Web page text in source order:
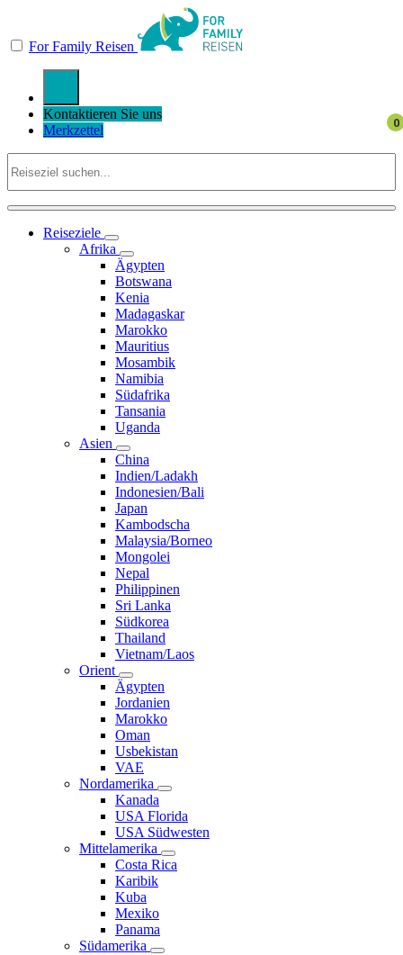
For Family Reisen
Kontaktieren Sie uns
Merkzettel
Reiseziele
Afrika
Ägypten
Botswana
Kenia
Madagaskar
Marokko
Mauritius
Mosambik
Namibia
Südafrika
Tansania
Uganda
Asien
China
Indien/Ladakh
Indonesien/Bali
Japan
Kambodscha
Malaysia/Borneo
Mongolei
Nepal
Philippinen
Sri Lanka
Südkorea
Thailand
Vietnam/Laos
Orient
Ägypten
Jordanien
Marokko
Oman
Usbekistan
VAE
Nordamerika
Kanada
USA Florida
USA Südwesten
Mittelamerika
Costa Rica
Karibik
Kuba
Mexiko
Panama
Südamerika